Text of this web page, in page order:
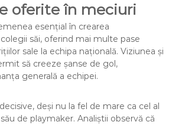
oferite în meciuri
esențial în crearea
săi, oferind mai multe pase
sale la echipa națională. Viziunea și
să creeze șanse de gol,
generală a echipei.
deși nu la fel de mare ca cel al
de playmaker. Analiștii observă că